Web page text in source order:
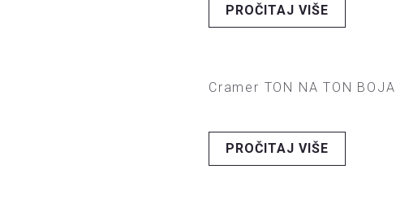
PROČITAJ VIŠE
Cramer TON NA TON
PROČITAJ VIŠE